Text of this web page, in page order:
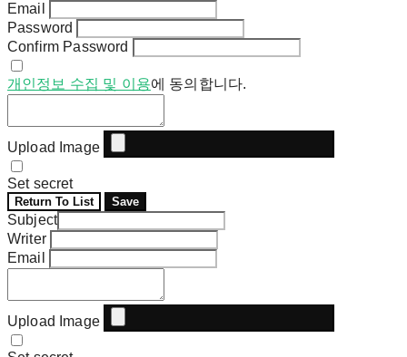
Email
Password
Confirm Password
개인정보 수집 및 이용에 동의합니다.
Upload Image
Set secret
Return To List Save
Subject
Writer
Email
Upload Image